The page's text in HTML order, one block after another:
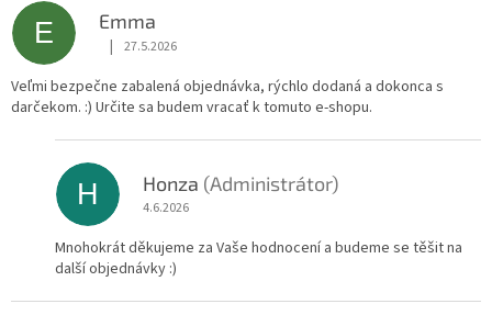
E Emma
Hodnocení obchodu je 5 z 5 hvězdiček.
| 27.5.2026
Veľmi bezpečne zabalená objednávka, rýchlo dodaná a dokonca s
darčekom. :) Určite sa budem vracať k tomuto e-shopu.
H Honza (Administrátor)
4.6.2026
Mnohokrát děkujeme za Vaše hodnocení a budeme se těšit na
další objednávky :)